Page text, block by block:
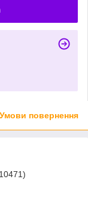
Умови повернення